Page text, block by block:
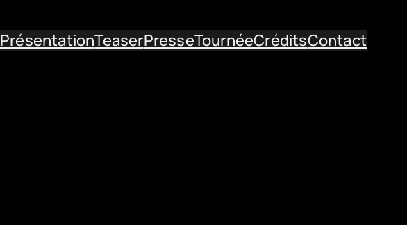
PrésentationTeaserPresseTournéeCréditsContact